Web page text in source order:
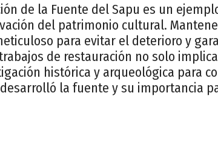
de la Fuente del Sapu es un
del patrimonio cultural.
para evitar el deterioro y
de restauración no solo
histórica y arqueológica para
la fuente y su importancia